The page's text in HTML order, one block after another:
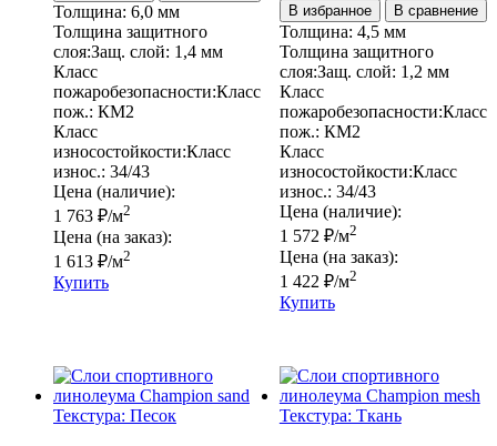
Толщина: 6,0 мм
Толщина защитного
слоя:Защ. слой: 1,4 мм
Класс
пожаробезопасности:Класс
пож.: КМ2
Класс
износостойкости:Класс
износ.: 34/43
Цена (наличие):
1 763 ₽/м2
Цена (на заказ):
1 613 ₽/м2
Купить
В избранное В сравнение
Толщина: 4,5 мм
Толщина защитного
слоя:Защ. слой: 1,2 мм
Класс
пожаробезопасности:Класс
пож.: КМ2
Класс
износостойкости:Класс
износ.: 34/43
Цена (наличие):
1 572 ₽/м2
Цена (на заказ):
1 422 ₽/м2
Купить
Текстура: Песок Текстура: Ткань